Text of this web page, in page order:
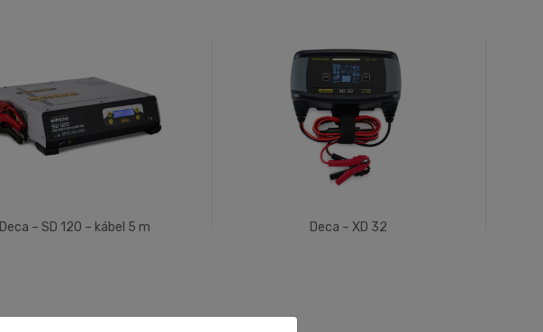
Deca – SD 120 – kábel 5 m Deca – XD 32